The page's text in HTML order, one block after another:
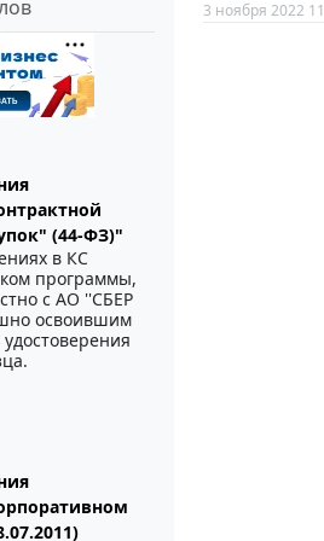
(44-ФЗ)"
в КС
программы,
с АО ''СБЕР
освоившим
3 ноября 2022